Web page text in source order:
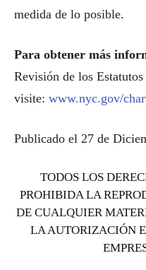
medida de lo posible.
Para obtener más
Revisión de los
visite: www.nyc.gov/
Publicado el 27 de
TODOS LOS
PROHIBIDA LA
DE CUALQUIER
LA AUTORIZACIÓN